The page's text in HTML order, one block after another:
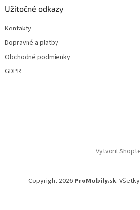
Užitočné odkazy
Kontakty
Dopravné a platby
Obchodné podmienky
GDPR
Vytvoril
Copyright 2026 ProMobily.sk.